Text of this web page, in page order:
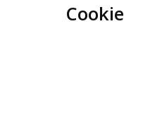
Cookie